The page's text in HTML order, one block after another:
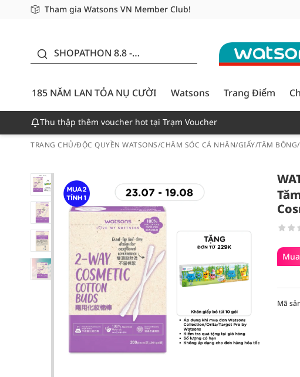
Tham gia Watsons VN Member Club!
Miễn phí giao hàng cho đơn hàng từ 249,000Đ
Giao hàng nhanh 24h - Áp dụng khu vực TP. Hồ Chí Minh
SHOPATHON 8.8 -
CƯỜI - GIẢM ĐẾN
50%
185 NĂM LAN TỎA NỤ CƯỜI
Watsons Trang Điểm
Thu thập thêm voucher hot tại Trạm Voucher
TRANG CHỦ/ĐỘC QUYỀN WATSONS/CHĂM SÓC CÁ NHÂN/GIẤY/TĂM
Mã